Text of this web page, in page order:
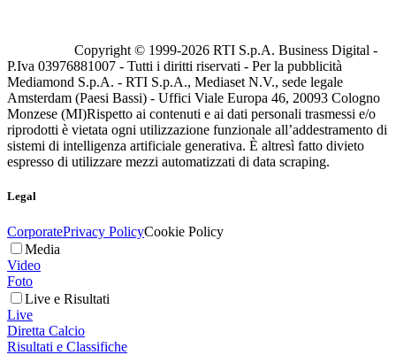
Copyright © 1999-2026 RTI S.p.A. Business Digital -
P.Iva 03976881007 - Tutti i diritti riservati - Per la pubblicità
Mediamond S.p.A. - RTI S.p.A., Mediaset N.V., sede legale
Amsterdam (Paesi Bassi) - Uffici Viale Europa 46, 20093 Cologno
Monzese (MI)Rispetto ai contenuti e ai dati personali trasmessi e/o
riprodotti è vietata ogni utilizzazione funzionale all’addestramento di
sistemi di intelligenza artificiale generativa. È altresì fatto divieto
espresso di utilizzare mezzi automatizzati di data scraping.
Legal
CorporatePrivacy PolicyCookie Policy
Media
Video
Foto
Live e Risultati
Live
Diretta Calcio
Risultati e Classifiche